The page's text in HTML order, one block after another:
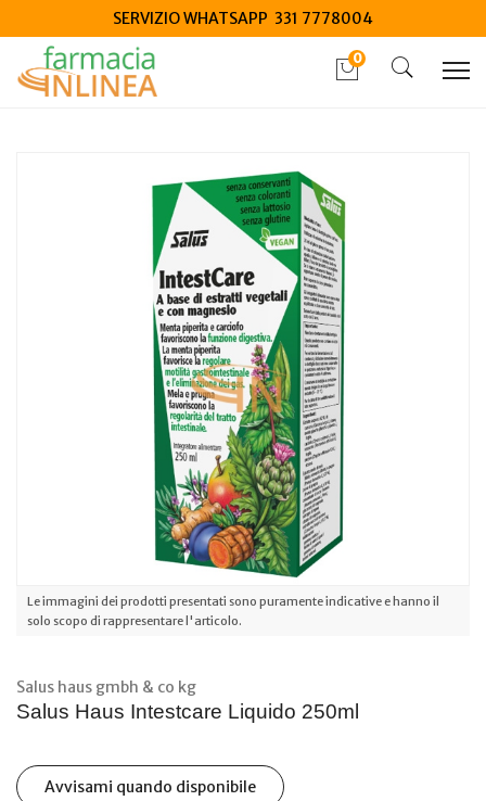
SERVIZIO WHATSAPP 331 7778004
0
Salus Haus Intestcare Liquido 250ml
Le immagini dei prodotti presentati sono puramente indicative e hanno il
solo scopo di rappresentare l'articolo.
Salus haus gmbh & co kg
Salus Haus Intestcare Liquido 250ml
Avvisami quando disponibile